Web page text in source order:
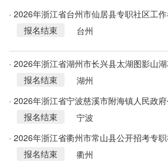
· 2026年浙江省台州市仙居县专职社区工
报名结束
台州
· 2026年浙江省湖州市长兴县太湖图影山
招考社区网格管理员公告
报名结束
湖州
· 2026年浙江省宁波慈溪市附海镇人民政
工作人员5人公告
报名结束
宁波
· 2026年浙江省衢州市常山县公开招考专
人公告报名结束
衢州